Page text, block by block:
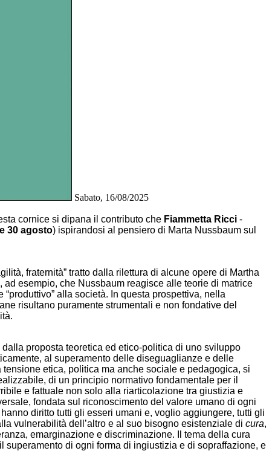
Sabato, 16/08/2025
cornice si dipana il contributo che Fiammetta Ricci -
30 agosto) ispirandosi al pensiero di Marta Nussbaum sul
fraternità” tratto dalla rilettura di alcune opere di Martha
esempio, che Nussbaum reagisce alle teorie di matrice
alla società. In questa prospettiva, nella
risultano puramente strumentali e non fondative del
proposta teoretica ed etico-politica di uno sviluppo
al superamento delle diseguaglianze e delle
tensione etica, politica ma anche sociale e pedagogica, si
di un principio normativo fondamentale per il
e fattuale non solo alla riarticolazione tra giustizia e
fondata sul riconoscimento del valore umano di ogni
diritto tutti gli esseri umani e, voglio aggiungere, tutti gli
vulnerabilità dell’altro e al suo bisogno esistenziale di cura,
emarginazione e discriminazione. Il tema della cura
di ogni forma di ingiustizia e di sopraffazione, e